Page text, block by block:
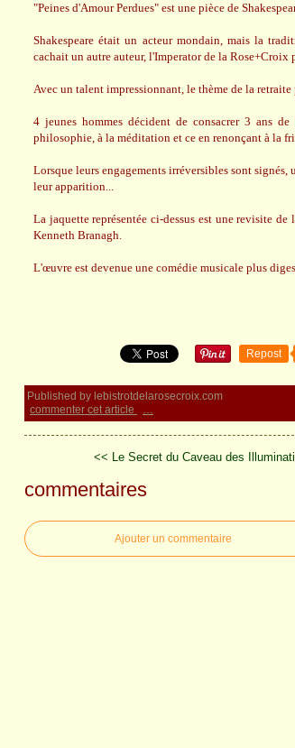
"Peines d'Amour Perdues" est une pièce de
Shakespeare était un acteur mondain, mais la
cachait un autre auteur, l'Imperator de la Rose+Croix
Avec un talent impressionnant, le thème de la
4 jeunes hommes décident de consacrer 3 ans
philosophie, à la méditation et ce en renonçant à la
Lorsque leurs engagements irréversibles sont
leur apparition...
La jaquette représentée ci-dessus est une revisite
Kenneth Branagh.
L'œuvre est devenue une comédie musicale plus
Repost
Published by lebistrotdelarosecroix.com
commenter cet article
…
<< Le Secret du Caveau des
commentaires
Ajouter un commentaire